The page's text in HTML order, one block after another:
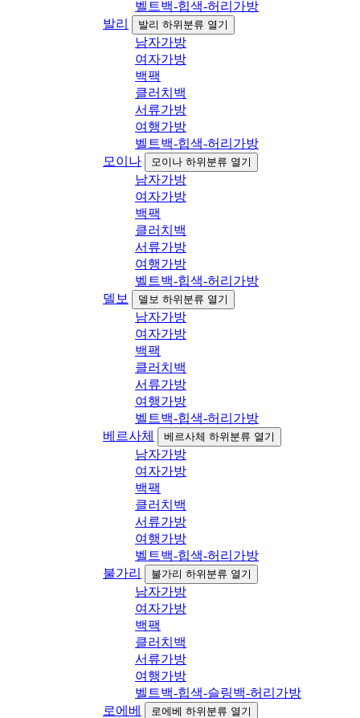
벨트백-힙색-허리가방
발리
발리 하위분류 열기
남자가방
여자가방
백팩
클러치백
서류가방
여행가방
벨트백-힙색-허리가방
모이나
모이나 하위분류 열기
남자가방
여자가방
백팩
클러치백
서류가방
여행가방
벨트백-힙색-허리가방
델보
델보 하위분류 열기
남자가방
여자가방
백팩
클러치백
서류가방
여행가방
벨트백-힙색-허리가방
베르사체
베르사체 하위분류 열기
남자가방
여자가방
백팩
클러치백
서류가방
여행가방
벨트백-힙색-허리가방
불가리
불가리 하위분류 열기
남자가방
여자가방
백팩
클러치백
서류가방
여행가방
벨트백-힙색-슬링백-허리가방
로에베
로에베 하위분류 열기